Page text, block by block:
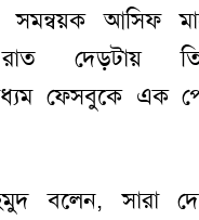
সমন্বয়ক আসিফ
দেড়টায়
ফেসবুকে এক
বলেন, সারা